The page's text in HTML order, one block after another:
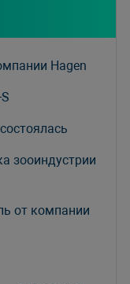
Hagen
зооиндустрии
от компании